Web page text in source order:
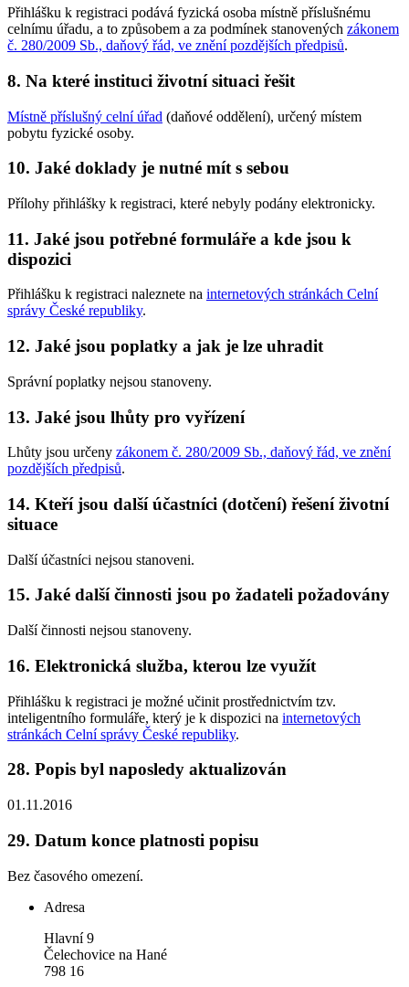
Přihlášku k registraci podává fyzická osoba místně příslušnému
celnímu úřadu, a to způsobem a za podmínek stanovených zákonem
č. 280/2009 Sb., daňový řád, ve znění pozdějších předpisů.
8. Na které instituci životní situaci řešit
Místně příslušný celní úřad (daňové oddělení), určený místem
pobytu fyzické osoby.
10. Jaké doklady je nutné mít s sebou
Přílohy přihlášky k registraci, které nebyly podány elektronicky.
11. Jaké jsou potřebné formuláře a kde jsou k
dispozici
Přihlášku k registraci naleznete na internetových stránkách Celní
správy České republiky.
12. Jaké jsou poplatky a jak je lze uhradit
Správní poplatky nejsou stanoveny.
13. Jaké jsou lhůty pro vyřízení
Lhůty jsou určeny zákonem č. 280/2009 Sb., daňový řád, ve znění
pozdějších předpisů.
14. Kteří jsou další účastníci (dotčení) řešení životní
situace
Další účastníci nejsou stanoveni.
15. Jaké další činnosti jsou po žadateli požadovány
Další činnosti nejsou stanoveny.
16. Elektronická služba, kterou lze využít
Přihlášku k registraci je možné učinit prostřednictvím tzv.
inteligentního formuláře, který je k dispozici na internetových
stránkách Celní správy České republiky.
28. Popis byl naposledy aktualizován
01.11.2016
29. Datum konce platnosti popisu
Bez časového omezení.
Adresa
Hlavní 9
Čelechovice na Hané
798 16